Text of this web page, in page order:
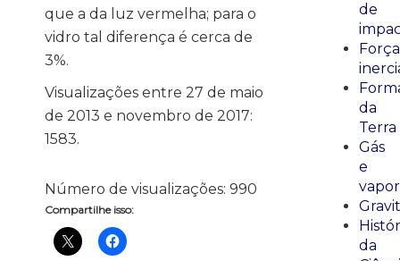
que a da luz vermelha; para o
vidro tal diferença é cerca de
3%.
Visualizações entre 27 de maio
de 2013 e novembro de 2017:
1583.
Número de visualizações: 990
Compartilhe isso:
de
da
Terra
Gás
e
vapor
da